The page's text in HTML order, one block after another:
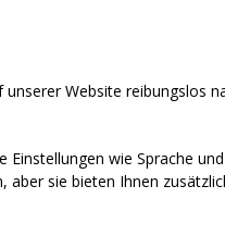
Website reibungslos
Einstellungen wie Sprache
sie bieten Ihnen